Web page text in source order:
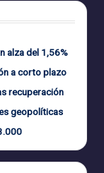
alza del 1,56%
a corto plazo
recuperación
geopolíticas